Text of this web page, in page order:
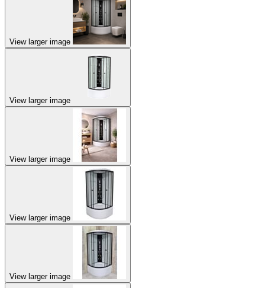
View larger image
View larger image
View larger image
View larger image
View larger image